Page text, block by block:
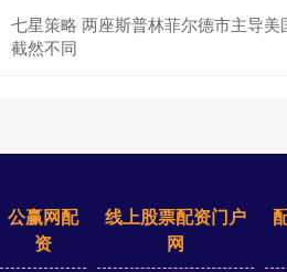
七星策略 两座斯普林菲尔德市主导
截然不同
公赢网配
资
线上股票配资门户
网